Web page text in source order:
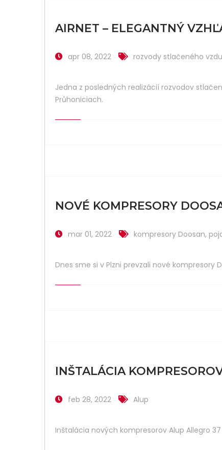
AIRNET – ELEGANTNÝ
apr 08, 2022 rozvody stlačeného
Jedna z posledných realizácií rozvodov
Průhoniciach.
NOVÉ KOMPRESORY
mar 01, 2022 kompresory Doosan,
Dnes sme si v Plzni prevzali nové kompresory
INŠTALÁCIA
feb 28, 2022 Alup
Inštalácia nových kompresorov Alup Allegro